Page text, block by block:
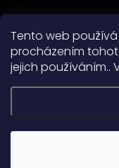
Tento web
procházením
jejich používáním..